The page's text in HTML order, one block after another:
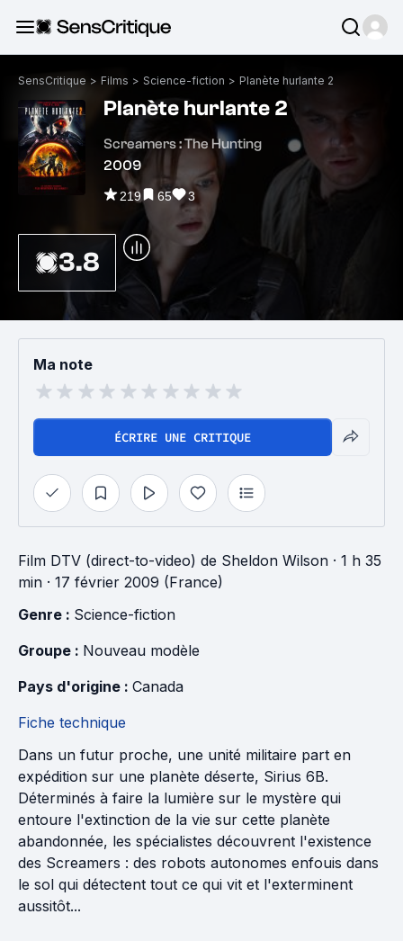
SensCritique > Films > Science-fiction > Planète hurlante 2
Planète hurlante 2
Screamers : The Hunting
2009
219 65 3
3.8
Ma note
ÉCRIRE UNE CRITIQUE
Film DTV (direct-to-video) de Sheldon Wilson · 1 h 35
min · 17 février 2009 (France)
Genre : Science-fiction
Groupe : Nouveau modèle
Pays d'origine : Canada
Fiche technique
Dans un futur proche, une unité militaire part en
expédition sur une planète déserte, Sirius 6B.
Déterminés à faire la lumière sur le mystère qui
entoure l'extinction de la vie sur cette planète
abandonnée, les spécialistes découvrent l'existence
des Screamers : des robots autonomes enfouis dans
le sol qui détectent tout ce qui vit et l'exterminent
aussitôt...